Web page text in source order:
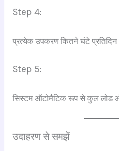
Step 4:
प्रत्येक उपकरण कितने घंटे
Step 5:
सिस्टम ऑटोमैटिक रूप से कुल लोड
उदाहरण से समझें